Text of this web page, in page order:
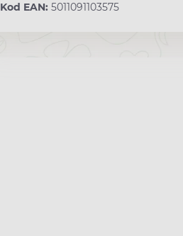
Kod EAN: 5011091103575